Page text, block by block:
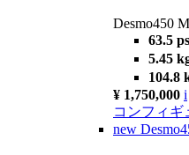
Desmo450
63.5 ps
5.45
104.8
¥ 1,750,000 i
コンフィギ
new